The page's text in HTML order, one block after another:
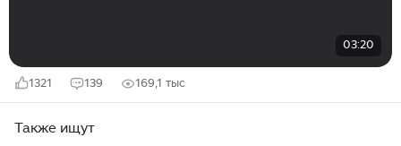
03:20
1321 139 169,1 тыс
Также ищут